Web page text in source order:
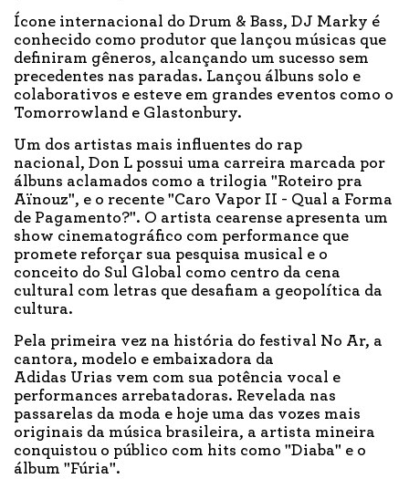
Ícone internacional do Drum & Bass, DJ Marky é
conhecido como produtor que lançou músicas que
definiram gêneros, alcançando um sucesso sem
precedentes nas paradas. Lançou álbuns solo e
colaborativos e esteve em grandes eventos como o
Tomorrowland e Glastonbury.
Um dos artistas mais influentes do rap
nacional, Don L possui uma carreira marcada por
álbuns aclamados como a trilogia "Roteiro pra
Aïnouz", e o recente "Caro Vapor II - Qual a Forma
de Pagamento?". O artista cearense apresenta um
show cinematográfico com performance que
promete reforçar sua pesquisa musical e o
conceito do Sul Global como centro da cena
cultural com letras que desafiam a geopolítica da
cultura.
Pela primeira vez na história do festival No Ar, a
cantora, modelo e embaixadora da
Adidas Urias vem com sua potência vocal e
performances arrebatadoras. Revelada nas
passarelas da moda e hoje uma das vozes mais
originais da música brasileira, a artista mineira
conquistou o público com hits como "Diaba" e o
álbum "Fúria".